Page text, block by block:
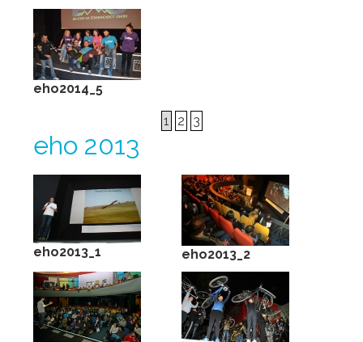
eho2014_5
1 2 3
eho 2013
eho2013_1 eho2013_2